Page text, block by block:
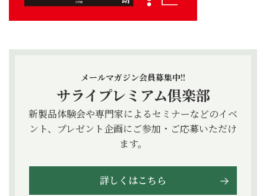
メールマガジン会員募集中!!
サライプレミアム倶楽部
新製品体験会や専門家によるセミナーなどのイベ
ント、プレゼント企画にご参加・ご応募いただけ
ます。
詳しくはこちら